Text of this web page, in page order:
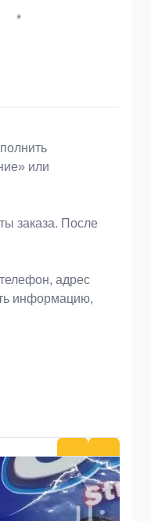
*
или
заказа. После
адрес
информацию,